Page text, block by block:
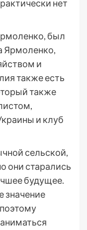
нет
был
Ярмоленко,
и
также есть
также
и клуб
сельской,
они старались
будущее.
значение